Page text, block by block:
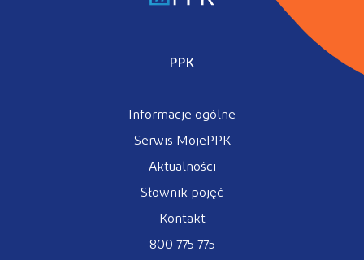
PPK
Informacje ogólne
Serwis MojePPK
Aktualności
Słownik pojęć
Kontakt
800 775 775